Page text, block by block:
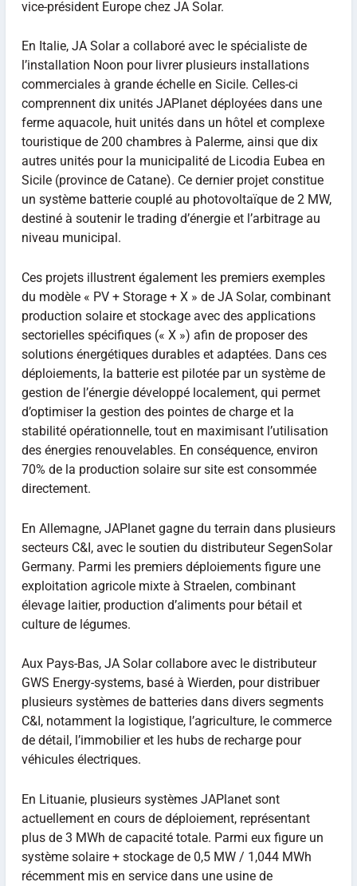
vice-président Europe chez JA Solar.
En Italie, JA Solar a collaboré avec le spécialiste de
l’installation Noon pour livrer plusieurs installations
commerciales à grande échelle en Sicile. Celles-ci
comprennent dix unités JAPlanet déployées dans une
ferme aquacole, huit unités dans un hôtel et complexe
touristique de 200 chambres à Palerme, ainsi que dix
autres unités pour la municipalité de Licodia Eubea en
Sicile (province de Catane). Ce dernier projet constitue
un système batterie couplé au photovoltaïque de 2 MW,
destiné à soutenir le trading d’énergie et l’arbitrage au
niveau municipal.
Ces projets illustrent également les premiers exemples
du modèle « PV + Storage + X » de JA Solar, combinant
production solaire et stockage avec des applications
sectorielles spécifiques (« X ») afin de proposer des
solutions énergétiques durables et adaptées. Dans ces
déploiements, la batterie est pilotée par un système de
gestion de l’énergie développé localement, qui permet
d’optimiser la gestion des pointes de charge et la
stabilité opérationnelle, tout en maximisant l’utilisation
des énergies renouvelables. En conséquence, environ
70% de la production solaire sur site est consommée
directement.
En Allemagne, JAPlanet gagne du terrain dans plusieurs
secteurs C&I, avec le soutien du distributeur SegenSolar
Germany. Parmi les premiers déploiements figure une
exploitation agricole mixte à Straelen, combinant
élevage laitier, production d’aliments pour bétail et
culture de légumes.
Aux Pays-Bas, JA Solar collabore avec le distributeur
GWS Energy-systems, basé à Wierden, pour distribuer
plusieurs systèmes de batteries dans divers segments
C&I, notamment la logistique, l’agriculture, le commerce
de détail, l’immobilier et les hubs de recharge pour
véhicules électriques.
En Lituanie, plusieurs systèmes JAPlanet sont
actuellement en cours de déploiement, représentant
plus de 3 MWh de capacité totale. Parmi eux figure un
système solaire + stockage de 0,5 MW / 1,044 MWh
récemment mis en service dans une usine de